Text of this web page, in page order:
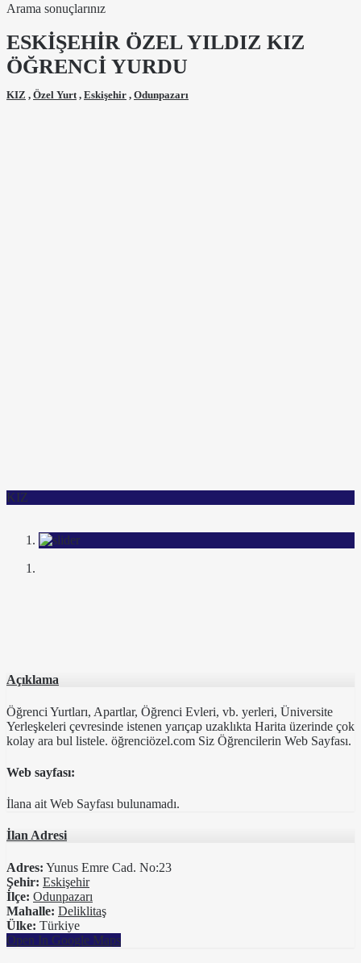
Arama sonuçlarınız
ESKİŞEHİR ÖZEL YILDIZ KIZ
ÖĞRENCİ YURDU
KIZ , Özel Yurt , Eskişehir , Odunpazarı
KIZ
Açıklama
Öğrenci Yurtları, Apartlar, Öğrenci Evleri, vb. yerleri, Üniversite
Yerleşkeleri çevresinde istenen yarıçap uzaklıkta Harita üzerinde çok
kolay ara bul listele. öğrenciözel.com Siz Öğrencilerin Web Sayfası.
Web sayfası:
İlana ait Web Sayfası bulunamadı.
İlan Adresi
Adres: Yunus Emre Cad. No:23
Şehir: Eskişehir
İlçe: Odunpazarı
Mahalle: Deliklitaş
Ülke: Türkiye
Open In Google Maps